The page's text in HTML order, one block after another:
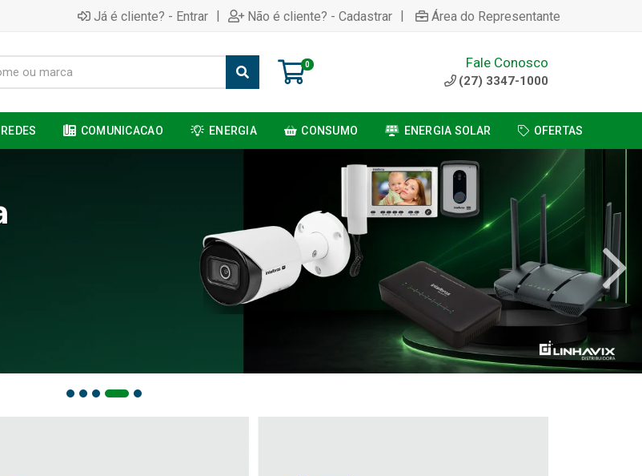
Já é cliente? - Entrar | Não é cliente? - Cadastrar | Área do Representante
0 Fale Conosco
(27) 3347-1000
REDES COMUNICACAO ENERGIA CONSUMO ENERGIA SOLAR OFERTAS